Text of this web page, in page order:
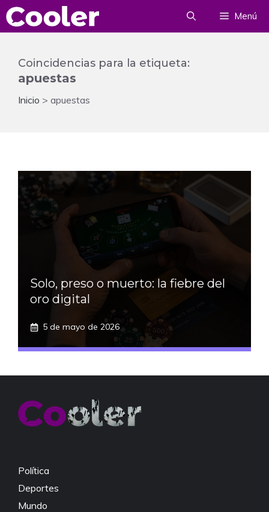
Saltar
al
Menú
Coincidencias para la etiqueta:
apuestas
Inicio > apuestas
Solo, preso o muerto: la fiebre del
oro digital
5 de mayo de 2026
Política
Deportes
Mundo